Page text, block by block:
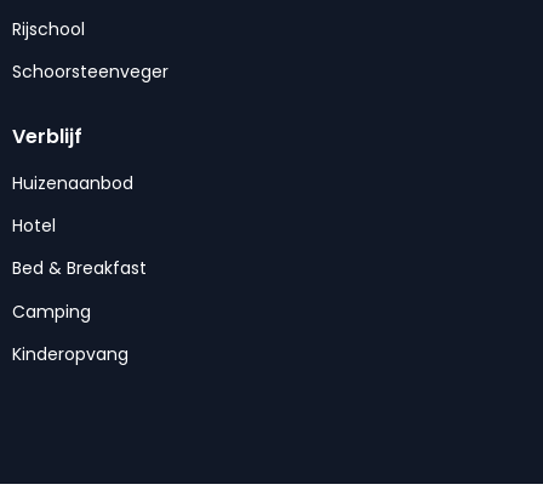
Rijschool
Schoorsteenveger
Verblijf
Huizenaanbod
Hotel
Bed & Breakfast
Camping
Kinderopvang